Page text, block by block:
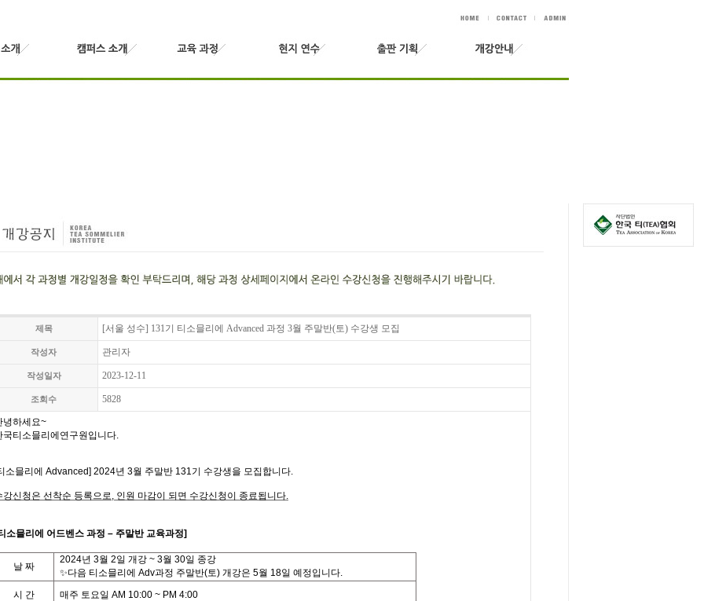
제목 [서울 성수] 131기 티소믈리에 Advanced 과정 3월 주말반(토) 수강생 모집
작성자 관리자
작성일자 2023-12-11
조회수 5828
녕하세요~
국티소믈리에연구원입니다.
소믈리에 Advanced] 2024년 3월 주말반 131기 수강생을 모집합니다.
강신청은 선착순 등록으로, 인원 마감이 되면 수강신청이 종료됩니다.
소믈리에 어드벤스 과정 – 주말반교육과정]
날 짜
2024년 3월 2일 개강~ 3월 30일 종강
✨다음 티소믈리에 Adv과정 주말반(토) 개강은 5월 18일 예정입니다.
시
간 매주 토요일 AM 10:00 ~ PM 4:00